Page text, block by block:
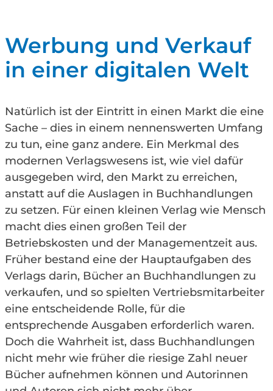
Werbung und Verkauf
in einer digitalen Welt
Natürlich ist der Eintritt in einen Markt die eine
Sache – dies in einem nennenswerten Umfang
zu tun, eine ganz andere. Ein Merkmal des
modernen Verlagswesens ist, wie viel dafür
ausgegeben wird, den Markt zu erreichen,
anstatt auf die Auslagen in Buchhandlungen
zu setzen. Für einen kleinen Verlag wie Mensch
macht dies einen großen Teil der
Betriebskosten und der Managementzeit aus.
Früher bestand eine der Hauptaufgaben des
Verlags darin, Bücher an Buchhandlungen zu
verkaufen, und so spielten Vertriebsmitarbeiter
eine entscheidende Rolle, für die
entsprechende Ausgaben erforderlich waren.
Doch die Wahrheit ist, dass Buchhandlungen
nicht mehr wie früher die riesige Zahl neuer
Bücher aufnehmen können und Autorinnen